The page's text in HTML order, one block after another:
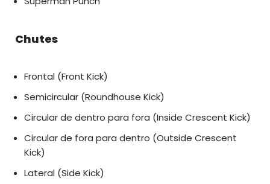
Chutes
Frontal (Front Kick)
Semicircular (Roundhouse Kick)
Circular de dentro para fora (Inside Crescent Kick)
Circular de fora para dentro (Outside Crescent
Kick)
Lateral (Side Kick)